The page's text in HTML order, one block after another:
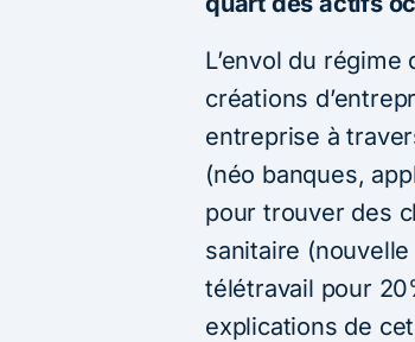
L’envol du
créations
entreprise à
(néo banques,
pour trouver des
sanitaire
télétravail pour
explications de